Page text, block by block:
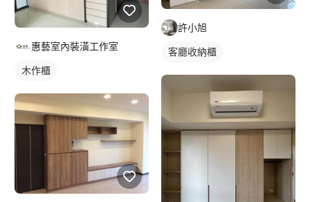
惠藝室內裝潢工作室
木作櫃
許小旭
客廳收納櫃